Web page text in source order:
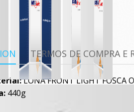
TERMOS DE COMPRA E
LONA FRONT LIGHT FOSCA
440g